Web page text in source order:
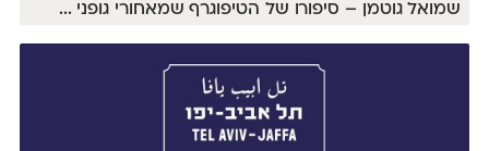
שמואל גוטמן – סיפורו של הטיפוגרף שמאחורי גופני ...